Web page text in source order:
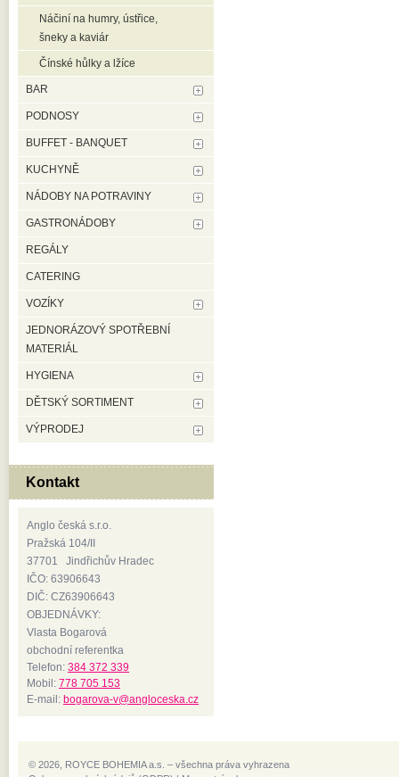
Náčiní na humry, ústřice,
šneky a kaviár
Čínské hůlky a lžíce
BAR
PODNOSY
BUFFET - BANQUET
KUCHYNĚ
NÁDOBY NA POTRAVINY
GASTRONÁDOBY
REGÁLY
CATERING
VOZÍKY
JEDNORÁZOVÝ SPOTŘEBNÍ
MATERIÁL
HYGIENA
DĚTSKÝ SORTIMENT
VÝPRODEJ
Kontakt
Anglo česká s.r.o.
Pražská 104/II
37701 Jindřichův Hradec
IČO: 63906643
DIČ: CZ63906643
OBJEDNÁVKY:
Vlasta Bogarová
obchodní referentka
Telefon: 384 372 339
Mobil: 778 705 153
E-mail: bogarova-v@angloceska.cz
© 2026, ROYCE BOHEMIA a.s. – všechna práva vyhrazena